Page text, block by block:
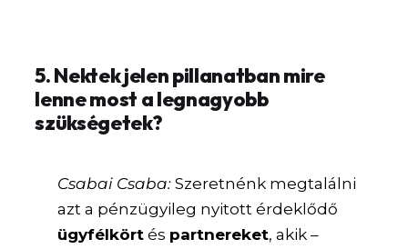
5. Nektek jelen pillanatban mire
lenne most a legnagyobb
szükségetek?
Csabai Csaba: Szeretnénk megtalálni
azt a pénzügyileg nyitott érdeklődő
ügyfélkört és partnereket, akik –